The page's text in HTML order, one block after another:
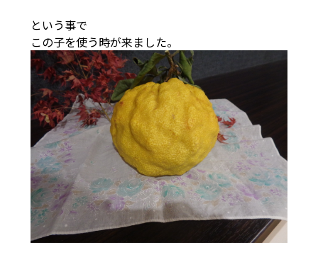
という事で
この子を使う時が来ました。